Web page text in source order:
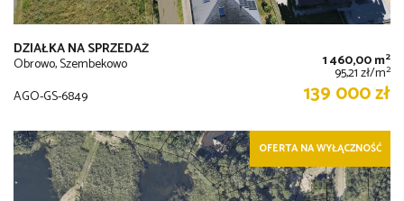
DZIAŁKA NA SPRZEDAŻ
Obrowo, Szembekowo 1 460,00 m2
95,21 zł/m2
AGO-GS-6849 139 000 zł
OFERTA NA WYŁĄCZNOŚĆ